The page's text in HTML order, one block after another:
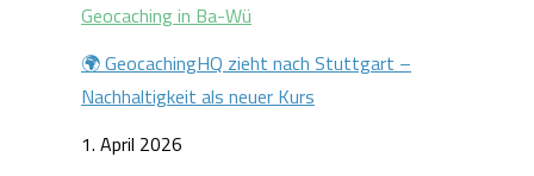
Geocaching in Ba-Wü
🌍 GeocachingHQ zieht nach Stuttgart –
Nachhaltigkeit als neuer Kurs
1. April 2026